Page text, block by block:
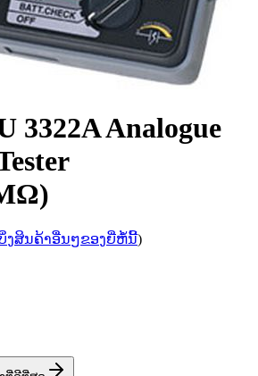
3322A Analogue
ບິ່ງສິນຄ້າອື່ນໆຂອງຍີ່ຫໍ້ນີ້)